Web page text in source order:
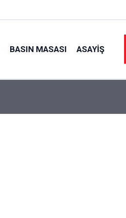
BASIN MASASI ASAYIŞ